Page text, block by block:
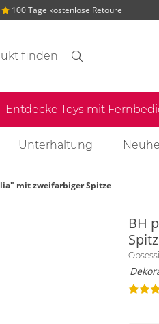
100 Tage kostenlose Retoure
- Entdecke Toys mit
Unterhaltung
mit zweifarbiger Spitze
BH